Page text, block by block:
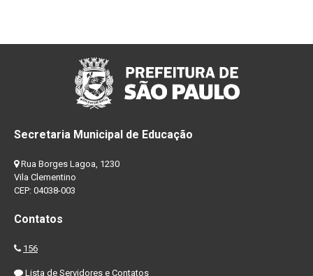
Secretaria Municipal de Educação
Rua Borges Lagoa, 1230
Vila Clementino
CEP: 04038-003
Contatos
156
Lista de Servidores e Contatos